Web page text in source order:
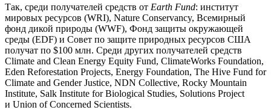
Так, среди получателей средств от Earth Fund: институт
мировых ресурсов (WRI), Nature Conservancy, Всемирный
фонд дикой природы (WWF), Фонд защиты окружающей
среды (EDF) и Совет по защите природных ресурсов США
получат по $100 млн. Среди других получателей средств
Climate and Clean Energy Equity Fund, ClimateWorks Foundation,
Eden Reforestation Projects, Energy Foundation, The Hive Fund for
Climate and Gender Justice, NDN Collective, Rocky Mountain
Institute, Salk Institute for Biological Studies, Solutions Project
и Union of Concerned Scientists.